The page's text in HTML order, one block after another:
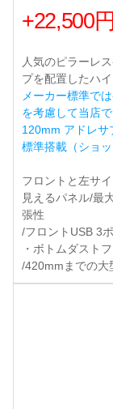
+22,500円
人気のピラーレ
プを配置したハ
メーカー標準で
を考慮して当店
120mm アドレサ
標準搭載（ショッ
フロントと左サ
見えるパネル/最
張性
/フロントUSB 3
・ボトムダスト
/420mmまでの大